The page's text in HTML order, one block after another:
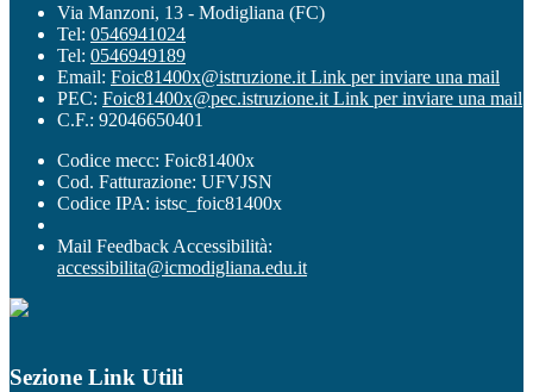
Via Manzoni, 13 - Modigliana (FC)
Tel: 0546941024
Tel: 0546949189
Email: Foic81400x@istruzione.it Link per inviare una mail
PEC: Foic81400x@pec.istruzione.it Link per inviare una mail
C.F.: 92046650401
Codice mecc: Foic81400x
Cod. Fatturazione: UFVJSN
Codice IPA: istsc_foic81400x
Mail Feedback Accessibilità:
accessibilita@icmodigliana.edu.it
Sezione Link Utili